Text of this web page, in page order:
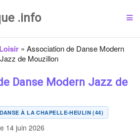
.info
Loisir » Association de Danse Modern
Jazz de Mouzillon
Danse Modern Jazz de
À LA CHAPELLE-HEULIN (44)
14 juin 2026